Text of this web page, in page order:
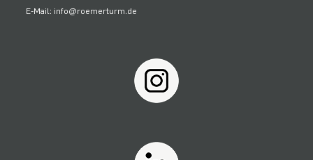
E-Mail: info@roemerturm.de